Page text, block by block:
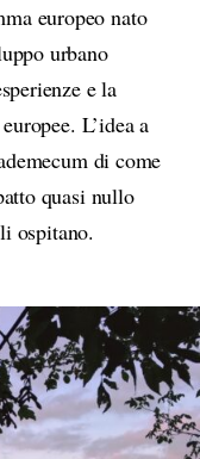
europeo nato
urbano
e la
L’idea a
di come
quasi nullo
ospitano.